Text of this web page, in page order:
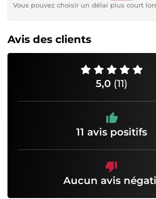
Vous pouvez choisir un délai plus court
Avis des clients
5,0 (11)
11 avis positifs
Aucun avis